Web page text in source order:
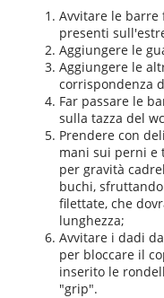
Avvitare le
presenti
Aggiungere le
Aggiungere le
corrispondenza
Far passare le
sulla tazza del
Prendere con
mani sui perni e
per gravità
buchi,
filettate, che
lunghezza;
Avvitare i dadi
per bloccare il
inserito le
"grip".